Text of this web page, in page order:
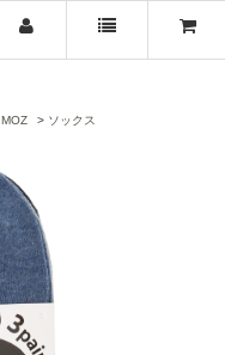
MOZ ソックス